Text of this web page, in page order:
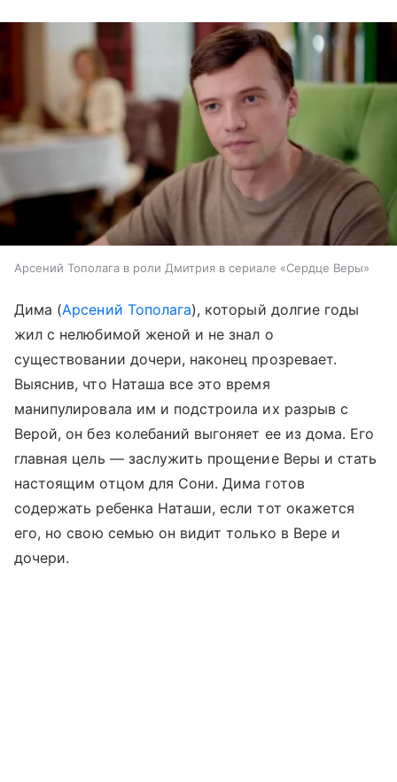
Арсений Тополага в роли Дмитрия в сериале «Сердце Веры»
Дима (Арсений Тополага), который долгие годы
жил с нелюбимой женой и не знал о
существовании дочери, наконец прозревает.
Выяснив, что Наташа все это время
манипулировала им и подстроила их разрыв с
Верой, он без колебаний выгоняет ее из дома. Его
главная цель — заслужить прощение Веры и стать
настоящим отцом для Сони. Дима готов
содержать ребенка Наташи, если тот окажется
его, но свою семью он видит только в Вере и
дочери.